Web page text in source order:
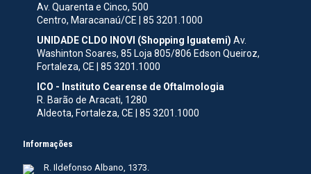
Av. Quarenta e Cinco, 500
Centro, Maracanaú/CE | 85 3201.1000
UNIDADE CLDO INOVI (Shopping Iguatemi) Av.
Washinton Soares, 85 Loja 805/806 Edson Queiroz,
Fortaleza, CE | 85 3201.1000
ICO - Instituto Cearense de Oftalmologia
R. Barão de Aracati, 1280
Aldeota, Fortaleza, CE | 85 3201.1000
Informações
R. Ildefonso Albano, 1373.